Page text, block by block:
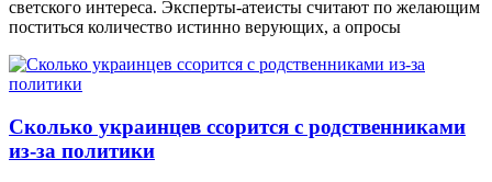
светского интереса. Эксперты-атеисты считают по желающим
поститься количество истинно верующих, а опросы
Сколько украинцев ссорится с родственниками
из-за политики